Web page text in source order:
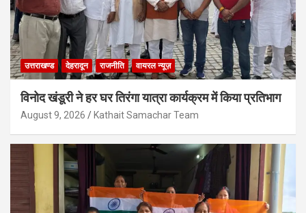
उत्तराखण्ड देहरादून राजनीति वायरल न्यूज़
विनोद खंडूरी ने हर घर तिरंगा यात्रा कार्यक्रम में किया प्रतिभाग
August 9, 2026 Kathait Samachar Team